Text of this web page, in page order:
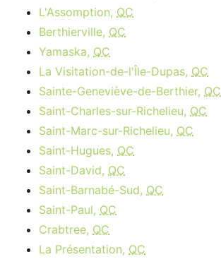
L'Assomption, QC
Berthierville, QC
Yamaska, QC
La Visitation-de-l'Île-Dupas, QC
Sainte-Geneviève-de-Berthier, QC
Saint-Charles-sur-Richelieu, QC
Saint-Marc-sur-Richelieu, QC
Saint-Hugues, QC
Saint-David, QC
Saint-Barnabé-Sud, QC
Saint-Paul, QC
Crabtree, QC
La Présentation, QC